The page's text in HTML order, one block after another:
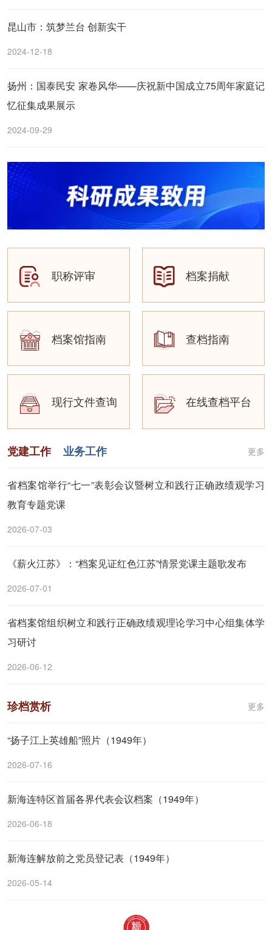
昆山市：筑梦兰台 创新实干
2024-12-18
扬州：国泰民安 家卷风华——庆祝新中国成立75周年家庭记
忆征集成果展示
2024-09-29
职称评审 档案捐献
档案馆指南 查档指南
现行文件查询 在线查档平台
党建工作 业务工作 更多
省档案馆举行“七一”表彰会议暨树立和践行正确政绩观学习
教育专题党课
2026-07-03
《薪火江苏》：“档案见证红色江苏”情景党课主题歌发布
2026-07-01
省档案馆组织树立和践行正确政绩观理论学习中心组集体学
习研讨
2026-06-12
珍档赏析 更多
“扬子江上英雄船”照片（1949年）
2026-07-16
新海连特区首届各界代表会议档案（1949年）
2026-06-18
新海连解放前之党员登记表（1949年）
2026-05-14